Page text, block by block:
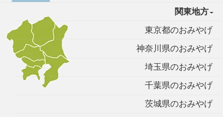
関東地方
東京都のおみやげ
神奈川県のおみやげ
埼玉県のおみやげ
千葉県のおみやげ
茨城県のおみやげ